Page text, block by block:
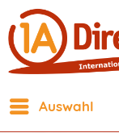
Auswahl